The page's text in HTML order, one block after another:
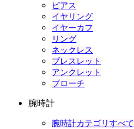
ピアス
イヤリング
イヤーカフ
リング
ネックレス
ブレスレット
アンクレット
ブローチ
腕時計
腕時計カテゴリすべて